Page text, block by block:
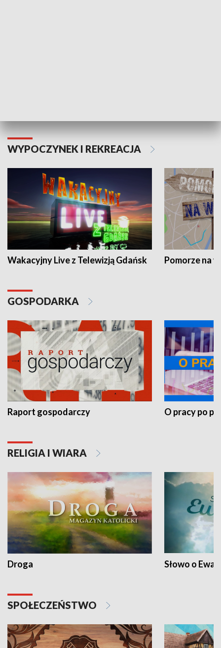
WYPOCZYNEK I REKREACJA
Wakacyjny Live z Telewizją Gdańsk Pomorze na
GOSPODARKA
Raport gospodarczy O pracy po
RELIGIA I WIARA
Droga Słowo o
SPOŁECZEŃSTWO